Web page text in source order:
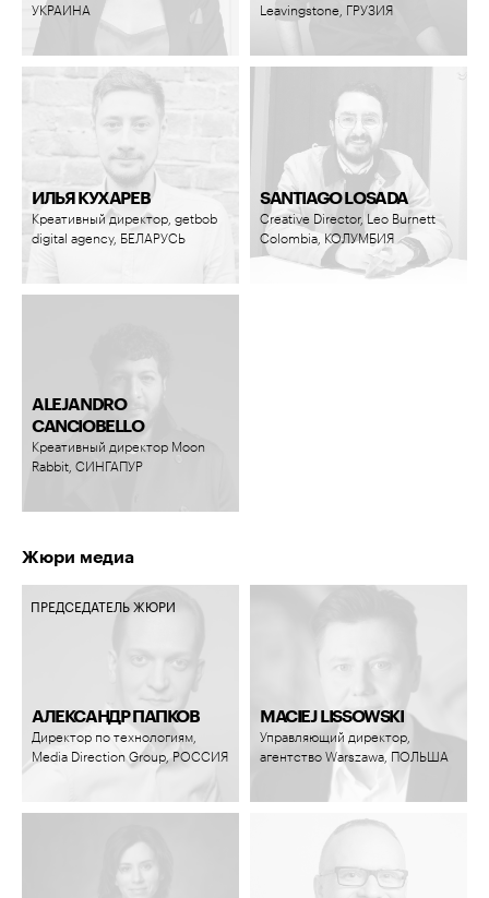
УКРАИНА
Leavingstone, ГРУЗИЯ
ИЛЬЯ КУХАРЕВ
Креативный директор, getbob
digital agency, БЕЛАРУСЬ
SANTIAGO LOSADA
Creative Director, Leo Burnett
Colombia, КОЛУМБИЯ
ALEJANDRO
CANCIOBELLO
Креативный директор Moon
Rabbit, СИНГАПУР
Жюри медиа
ПРЕДСЕДАТЕЛЬ ЖЮРИ
АЛЕКСАНДР ПАПКОВ
Директор по технологиям,
Media Direction Group, РОССИЯ
MACIEJ LISSOWSKI
Управляющий директор,
агентство Warszawa, ПОЛЬША